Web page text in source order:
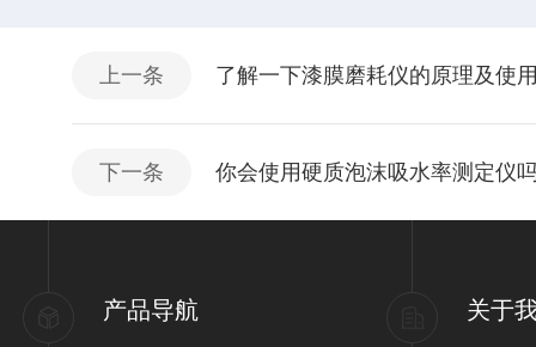
上一条 了解一下漆膜磨耗仪的原理及使
下一条 你会使用硬质泡沫吸水率测定仪
产品导航 关于